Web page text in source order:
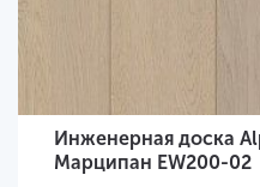
Инженерная доска
Марципан EW200-02